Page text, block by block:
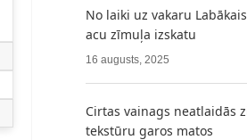
No laiki uz vakaru
acu zīmuļa izskatu
16 augusts, 2025
Cirtas vainags neatlaidās
tekstūru garos matos